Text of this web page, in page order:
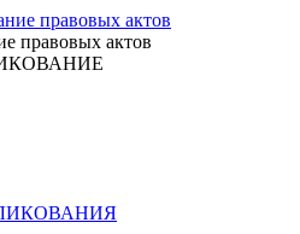
правовых актов